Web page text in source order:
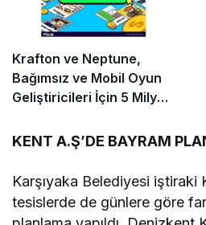
Krafton ve Neptune,
Bağımsız ve Mobil Oyun
Geliştiricileri İçin 5 Milyon
Yarışmasını Başlattı
KENT A.Ş’DE BAYRAM
Karşıyaka Belediyesi iştiraki
tesislerde de günlere göre